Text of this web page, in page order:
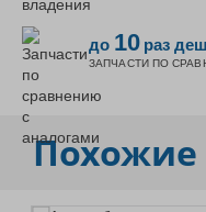
до 10 раз
ЗАПЧАСТИ ПО